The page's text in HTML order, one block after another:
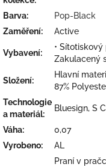
Barva:
Pop-Black
Zaměření: Active
Vybavení:
• Sítotiskový
Zakulacený
Složení:
Hlavní
87%
Technologie
a materiál:
Bluesign, S
Váha:
0,07
Vyrobeno: AL
Praní v